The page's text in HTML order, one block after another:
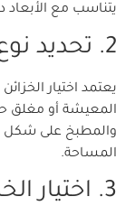
يتناسب مع الأبعاد
2. تحديد نوع المطبخ
يعتمد اختيار
المعيشة أو مغلق
المساحة.
3. اختيار الخامات المناسبة